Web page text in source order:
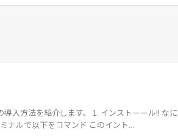
入方法を紹介します。 1. インストーール!! なに
ナルで以下をコマンド このイント...